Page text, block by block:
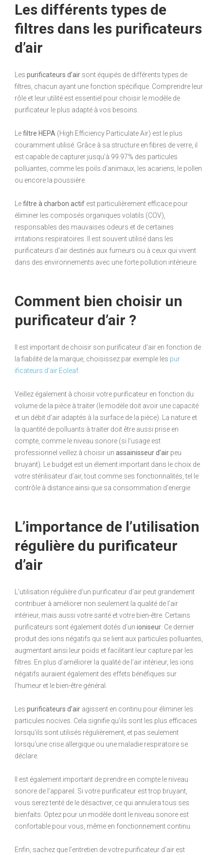
Les différents types de
filtres dans les purificateurs
d’air
Les purificateurs d’air sont équipés de différents types de
filtres, chacun ayant une fonction spécifique. Comprendre leur
rôle et leur utilité est essentiel pour choisir le modèle de
purificateur le plus adapté à vos besoins.
Lefiltre HEPA (High Efficiency Particulate Air) est le plus
couramment utilisé. Grâce à sa structure en fibres de verre, il
est capable de capturer jusqu’à 99.97% des particules
polluantes, comme les poils d’animaux, les acariens, le pollen
ou encore la poussière.
Lefiltre à charbon actif est particulièrement efficace pour
éliminer les composés organiques volatils (COV),
responsables des mauvaises odeurs et de certaines
irritations respiratoires. Il est souvent utilisé dans les
purificateurs d’air destinés aux fumeurs ou à ceux qui vivent
dans des environnements avec une forte pollution intérieure.
Comment bien choisir un
purificateur d’air ?
Il est important de choisir son purificateur d’air en fonction de
la fiabilité de la marque, choisissez par exemple les pur
ificateurs d’air Eoleaf
Veillez également à choisir votre purificateur en fonction du
volume de la pièce à traiter (le modèle doit avoir une capacité
et un débit d’air adaptés à la surface de la pièce). La nature et
la quantité de polluants à traiter doit être aussi prise en
compte, comme le niveau sonore (si l’usage est
professionnel veillez à choisir un assainisseur d’air peu
bruyant). Le budget est un élement important dans le choix de
votre stérilisateur d’air, tout comme ses fonctionnalités, tel le
contrôle à distance ainsi que sa consommation d’energie
L’importance de l’utilisation
régulière du purificateur
d’air
L’utilisation régulière d’un purificateur d’air peut grandement
contribuer à améliorer non seulement la qualité de l’air
intérieur, mais aussi votre santé et votre bien-être. Certains
purificateurs sont également dotés d’un ioniseur . Ce dernier
produit des ions négatifs qui se lient aux particules polluantes,
augmentant ainsi leur poids et facilitant leur capture par les
filtres. En plus d’améliorer la qualité de l’air intérieur, les ions
négatifs auraient également des effets bénéfiques sur
l’humeur et le bien-être général.
Les purificateurs d’air agissent en continu pour éliminer les
particules nocives. Cela signifie qu’ils sont les plus efficaces
lorsqu’ils sont utilisés régulièrement, et pas seulement
lorsqu’une crise allergique ou une maladie respiratoire se
déclare.
Il est également important de prendre en compte le niveau
sonore de l’appareil. Si votre purificateur est trop bruyant,
vous serez tenté de le désactiver, ce qui annulera tous ses
bienfaits. Optez pour un modèle dont le niveau sonore est
confortable pour vous, même en fonctionnement continu.
Enfin, sachez que l’entretien de votre purificateur d’air est